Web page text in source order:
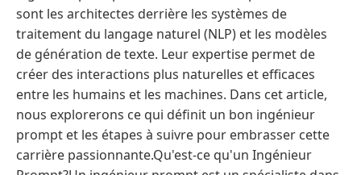
sont les architectes derrière les systèmes de
traitement du langage naturel (NLP) et les modèles
de génération de texte. Leur expertise permet de
créer des interactions plus naturelles et efficaces
entre les humains et les machines. Dans cet article,
nous explorerons ce qui définit un bon ingénieur
prompt et les étapes à suivre pour embrasser cette
carrière passionnante.Qu'est-ce qu'un Ingénieur